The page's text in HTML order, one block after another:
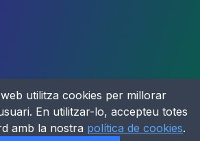
utilitza cookies per millorar
En utilitzar-lo, accepteu totes
amb la nostra política de cookies.